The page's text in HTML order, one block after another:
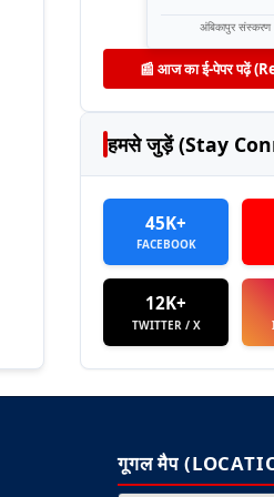
अंबिकापुर संस्करण
📰 आज का ई-पेपर पढ़ें
हमसे जुड़ें (Stay
45K+
FACEBOOK
12K+
TWITTER / X
गूगल मैप